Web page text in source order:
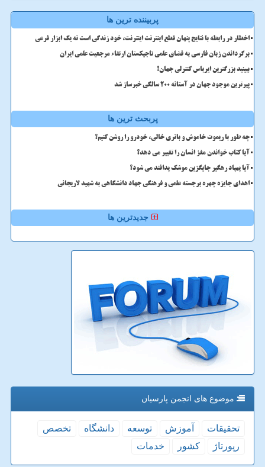
پربیننده ترین ها
اخطار در رابطه با نتایج پنهان قطع اینترنت اینترنت، خود زندگی است نه یک ابزار فرعی
برگرداندن زبان فارسی به فضای علمی تاجیکستان ارتقاء مرجعیت علمی ایران
ببینید بزرگترین ایرباس کنترلی جهان!
پیرترین موجود جهان در آستانه ۲۰۰ سالگی خبرساز شد
پربحث ترین ها
چه طور با ریموت خاموش و باتری خالی، خودرو را روشن کنیم؟
آیا کتاب خواندن مغز انسان را تغییر می دهد؟
آیا پهپاد رهگیر جایگزین موشک پدافند می شود؟
اهدای جایزه چهره برجسته علمی و فرهنگی جهاد دانشگاهی به شهید لاریجانی
جدیدترین ها
موضوع های انجمن پارسیان
تحقیقات آموزش توسعه دانشگاه
تخصص
رپورتاژ
كشور خدمات